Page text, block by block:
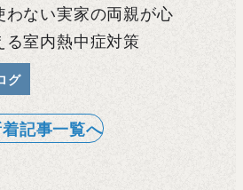
わない実家の両親が心
室内熱中症対策
グ
記事一覧へ